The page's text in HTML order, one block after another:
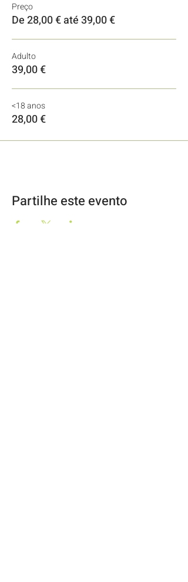
Preço
De 28,00 € até 39,00 €
Adulto
39,00 €
<18 anos
28,00 €
Partilhe este evento